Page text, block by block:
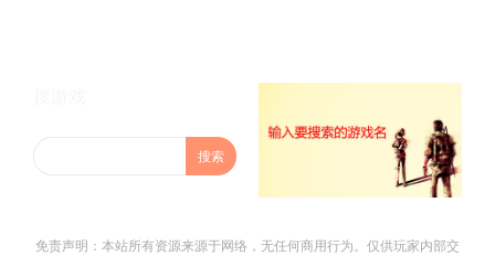
免责声明：本站所有资源来源于网络，无任何商用行为。仅供玩家内部交